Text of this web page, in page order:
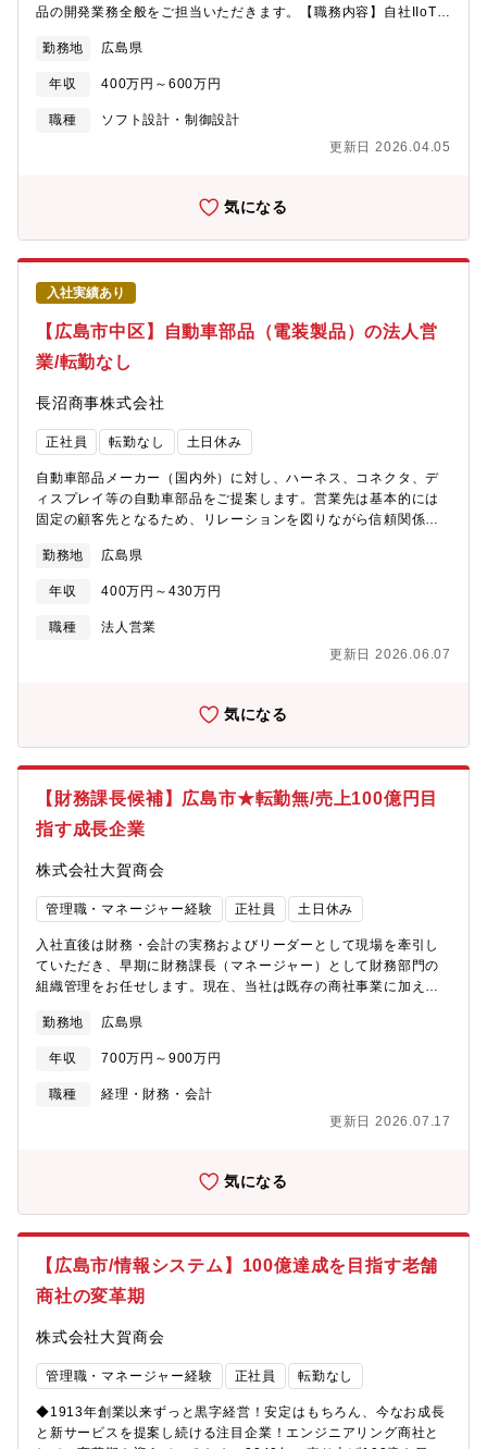
品の開発業務全般をご担当いただきます。【職務内容】自社IIoT製
発・検査・保守まで幅広く業務をお任せいたします。《具体例》■
遠隔監視エッジコンピュータに搭載する各種ソフトウェアの設計
開発■クラウドサービスのソフトウェア設計開発および運用保守ま
た、将来的には海外プロジェクト等大型案件に携わることも可能
り、幅広く経験を積むことが可能です。【就業環境の魅力】・新
アットホームで社員同士の距離が近いことが特徴です。中途社員
も多く様々なバックグラウンドへの理解があります。・水曜日の
ノー残業デーや、希望部署申請制度、くるみんマーク取得（厚労
省認定の子育てサポート企業）、育児中の時短勤務（小学校三年
生まで）、介護休業（365日分）等、働きやすい環境が整備されて
いる子会社です。【魅力】「メーカーかつ商社」ならではの幅広
い提案が可能です。国内メーカー製品、自社ブランド製品、海外
の最先端技術・情報等、様々な商材があるので、顧客のニーズに
沿った、自分ならではの介在価値を実感しやすいのが特徴です。
身の提案が顧客の産業発展に繋がっていく仕事であることから、
顧客への貢献度を実感しやすいことが特徴です。
勤務地 広島県
年収 400万円～600万円
職種
ソフト設計・制御設計
更新日 2026.04.05
気になる
入社実績あり
【広島市中区】自動車部品（電装製品）の法人営
業/転勤なし
長沼商事株式会社
正社員 転勤なし 土日休み
自動車部品メーカー（国内外）に対し、ハーネス、コネクタ、デ
ィスプレイ等の自動車部品をご提案します。営業先は基本的には
固定の顧客先となるため、リレーションを図りながら信頼関係を
のヒアリング～提案まで（見積書の作成等）■顧客の生産管理部
門、購買担当者との納品、コスト等の各種調整業務■入社後すぐは
納品管理業務等を中心に担当し業務を覚えます。商社営業とし
て、自動車部品メーカー向けに製品の提案を行っていただきます
し、顧客が求めるものを察知し付加価値をつけて提案することが
仕様を考え製品に採用いただくスタイルです。その分、営業に与
えられる人・もの・カネのリソースは大きく、裁量権をもって取
り組める環境が整っています。将来的には部門を牽引するマネジ
メント領域に携わっていただくことにも期待しています。広島に
根付いて腰を据えて働きたいという方にぜひ応募して頂きたいと
考えています。【取扱い商材について】同社は古河電気工業社と
いった大手メーカーの代理店としての機能を果たしており、マツ
ステム営業部では自動車に利用されるワイヤハーネス（自動車用
品のためニーズが非常に高い商材で、マツダ車にはほぼすべての
されています。このような安定基盤の上で、今後更なる市場シェ
ア拡大をするべく、現在の関係をより強固に、またダイナミック
な提案をお願いしたいと考えています。【配属部門】電装システ
ム営業部：営業10名、営業事務15名、20代～50代の社員が在籍
らも積極的に採用しています。例：金融、旅行、家電メーカー、
て】原則、ありません。本人から希望がある場合は相談可能で
勤務地 広島県
年収 400万円～430万円
職種
法人営業
更新日 2026.06.07
気になる
【財務課長候補】広島市★転勤無/売上100億円目
指す成長企業
株式会社大賀商会
管理職・マネージャー経験 正社員 土日休み
入社直後は財務・会計の実務およびリーダーとして現場を牽引し
ていただき、早期に財務課長（マネージャー）として財務部門の
組織管理をお任せします。現在、当社は既存の商社事業に加え、
内に入っています。管理部長（直属の上司）を支え、財務の側面
から会社の成長を加速させるコアメンバーを募集します。財務・
会計実務とキャッシュフロー管理（入社直後～）機械系専門商社
としての商流に加え、拡大する設備工事案件の複雑な資金サイク
化大型案件に伴う資金繰り管理（前受金・支払コントロール）金
運用と改善（3か月～半年）「売上100億円」を達成するための経
営判断材料となる、精緻な数値管理を担います。工事案件ごとの
原価管理フローの運用プロジェクト単位の収益見える化（営業部
門との連携）予算実績管理および差異分析、経営陣へのレポート
作成財務部門のマネジメントと仕組み化（半年～1年）実務での信
頼構築後、財務課長としてメンバーの育成や業務プロセスの最適
化を主導していただきます。財務・経理チームのマネジメント
案・実行管理部長と連携した、財務戦略の実行支援★最終的に期
業にふさわしい内部統制の強化や、より高度な管理会計体制の完
から「会社のあるべき姿」を共に描き、実現していくプロフェッ
ショナルとしての活躍を期待しています。
勤務地 広島県
年収 700万円～900万円
職種
経理・財務・会計
更新日 2026.07.17
気になる
【広島市/情報システム】100億達成を目指す老舗
商社の変革期
株式会社大賀商会
管理職・マネージャー経験 正社員 転勤なし
◆1913年創業以来ずっと黒字経営！安定はもちろん、今なお成長
と新サービスを提案し続ける注目企業！エンジニアリング商社と